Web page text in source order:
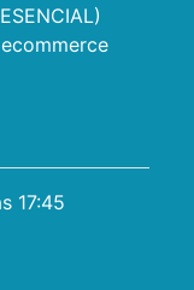
17:45